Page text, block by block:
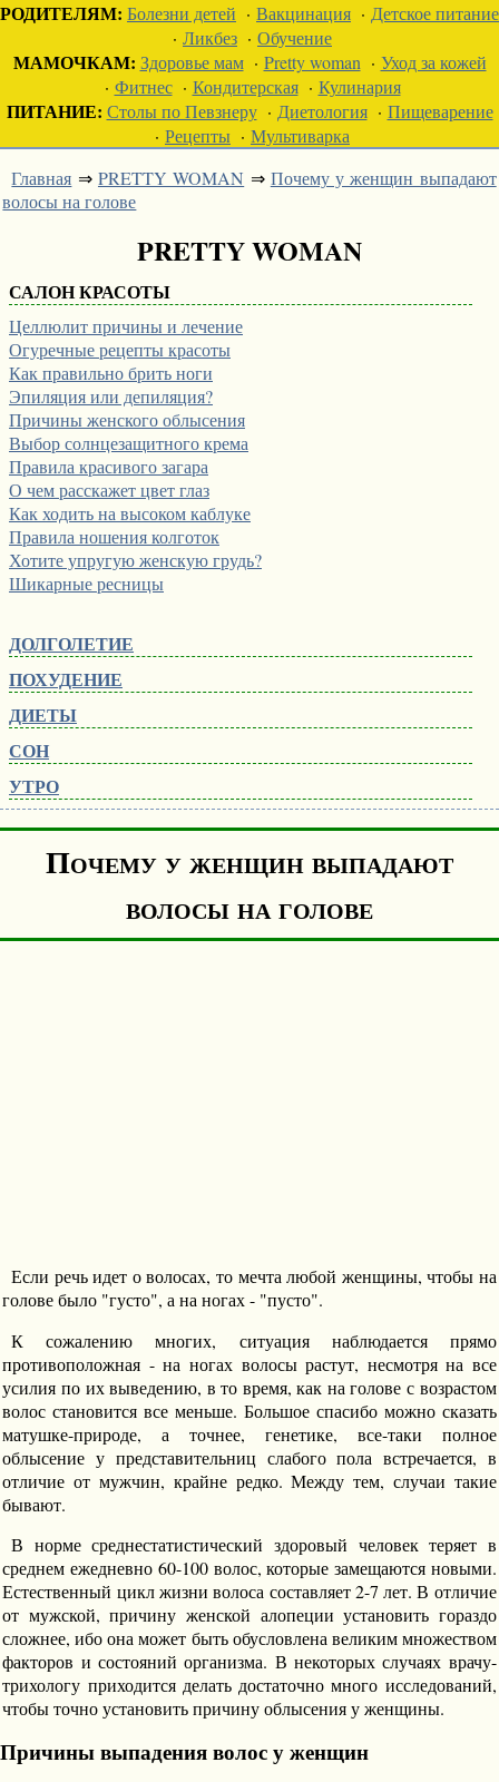
РОДИТЕЛЯМ: Болезни детей · Вакцинация · Детское питание
· Ликбез · Обучение
МАМОЧКАМ: Здоровье мам· Pretty woman · Уход за кожей
· Фитнес· Кондитерская· Кулинария
ПИТАНИЕ: Столы по Певзнеру· Диетология· Пищеварение
· Рецепты · Мультиварка
Главная ⇒ PRETTY WOMAN ⇒ Почему у женщин выпадают
волосы на голове
PRETTY WOMAN
САЛОН КРАСОТЫ
Целлюлит причины и лечение
Огуречные рецепты красоты
Как правильно брить ноги
Эпиляция или депиляция?
Причины женского облысения
Выбор солнцезащитного крема
Правила красивого загара
О чем расскажет цвет глаз
Как ходить на высоком каблуке
Правила ношения колготок
Хотите упругую женскую грудь?
Шикарные ресницы
ДОЛГОЛЕТИЕ
ПОХУДЕНИЕ
ДИЕТЫ
СОН
УТРО
Почему у женщин выпадают
волосы на голове
Если речь идет о волосах, то мечта любой женщины, чтобы на
голове было "густо", а на ногах - "пусто".
К сожалению многих, ситуация наблюдается прямо
противоположная - на ногах волосы растут, несмотря на все
усилия по их выведению, в то время, как на голове с возрастом
волос становится все меньше. Большое спасибо можно сказать
матушке-природе, а точнее, генетике, все-таки полное
облысение у представительниц слабого пола встречается, в
отличие от мужчин, крайне редко. Между тем, случаи такие
бывают.
В норме среднестатистический здоровый человек теряет в
среднем ежедневно 60-100 волос, которые замещаются новыми.
Естественный цикл жизни волоса составляет 2-7 лет. В отличие
от мужской, причину женской алопеции установить гораздо
сложнее, ибо она может быть обусловлена великим множеством
факторов и состояний организма. В некоторых случаях врачу-
трихологу приходится делать достаточно много исследований,
чтобы точно установить причину облысения у женщины.
Причины выпадения волос у женщин